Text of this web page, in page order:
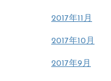
2017年11月
2017年10月
2017年9月